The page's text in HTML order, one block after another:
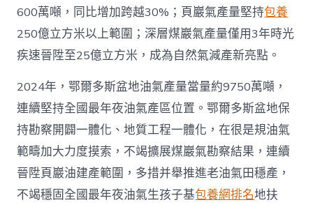
600萬噸，同比增加跨越30%；頁巖氣產量堅持包養
250億立方米以上範圍；深層煤巖氣產量僅用3年時光
疾速晉陞至25億立方米，成為自然氣減產新亮點。
2024年，鄂爾多斯盆地油氣產量當量約9750萬噸，
連續堅持全國最年夜油氣產區位置。鄂爾多斯盆地保
持勘察開闢一體化、地質工程一體化，在很是規油氣
範疇加大力度摸索，不竭擴展煤巖氣勘察結果，連續
晉陞頁巖油建產範圍，多措并舉推進老油氣田穩產，
不竭穩固全國最年夜油氣生孩子基包養網排名地扶